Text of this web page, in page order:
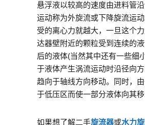
悬浮液以较高的速度由进料管
运动称为外旋流或下降旋流运
受的离心力就越大，一旦这个
达器壁附近的颗粒受到连续的
后的液体(当然其中还有一些细
于液体产生涡流运动时沿径向
趋向于轴线方向移动。同时，
于低压区而使一部分液体向其
如果想了解二手旋流器或水力